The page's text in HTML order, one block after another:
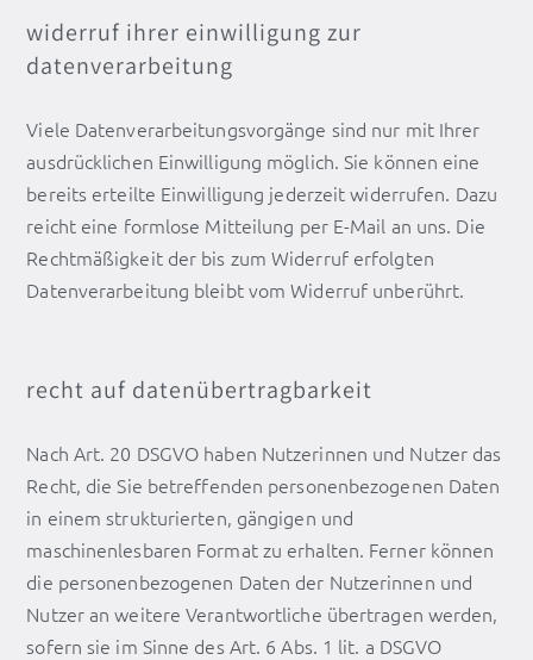
widerruf ihrer einwilligung zur
datenverarbeitung
Viele Datenverarbeitungsvorgänge sind nur mit Ihrer
ausdrücklichen Einwilligung möglich. Sie können eine
bereits erteilte Einwilligung jederzeit widerrufen. Dazu
reicht eine formlose Mitteilung per E-Mail an uns. Die
Rechtmäßigkeit der bis zum Widerruf erfolgten
Datenverarbeitung bleibt vom Widerruf unberührt.
recht auf datenübertragbarkeit
Nach Art. 20 DSGVO haben Nutzerinnen und Nutzer das
Recht, die Sie betreffenden personenbezogenen Daten
in einem strukturierten, gängigen und
maschinenlesbaren Format zu erhalten. Ferner können
die personenbezogenen Daten der Nutzerinnen und
Nutzer an weitere Verantwortliche übertragen werden,
sofern sie im Sinne des Art. 6 Abs. 1 lit. a DSGVO